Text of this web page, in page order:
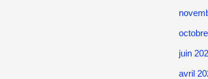
juin
avril